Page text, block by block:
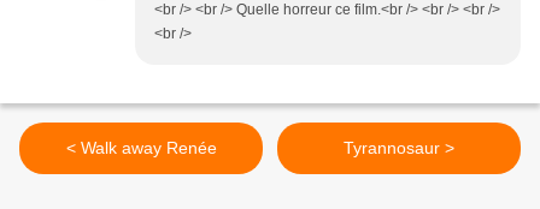
<br /> <br /> Quelle horreur ce film.<br /> <br /> <br />
<br />
< Walk away Renée Tyrannosaur >